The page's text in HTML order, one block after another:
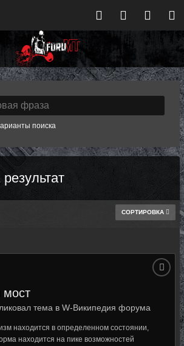
поиска
СОРТИРОВКА
мост
тема в W-Википедия форума
находится в определенном состоянии,
находится на пике возможностей